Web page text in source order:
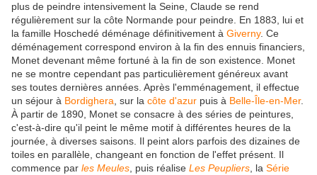
plus de peindre intensivement la Seine, Claude se rend
régulièrement sur la côte Normande pour peindre. En 1883, lui et
la famille Hoschedé déménage définitivement à Giverny. Ce
déménagement correspond environ à la fin des ennuis financiers,
Monet devenant même fortuné à la fin de son existence. Monet
ne se montre cependant pas particulièrement généreux avant
ses toutes dernières années. Après l'emménagement, il effectue
un séjour à Bordighera , sur la côte d'azur puis à Belle-Île-en-Mer.
À partir de 1890, Monet se consacre à des séries de peintures,
c'est-à-dire qu'il peint le même motif à différentes heures de la
journée, à diverses saisons. Il peint alors parfois des dizaines de
toiles en parallèle, changeant en fonction de l'effet présent. Il
commence par les Meules , puis réalise Les Peupliers , la Série